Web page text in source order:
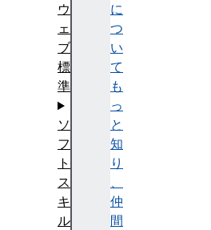
に
つ
い
て
も
っ
と
知
り
、
仲
間
ウ
ェ
ブ
標
準
ソ
フ
ト
ス
キ
ル